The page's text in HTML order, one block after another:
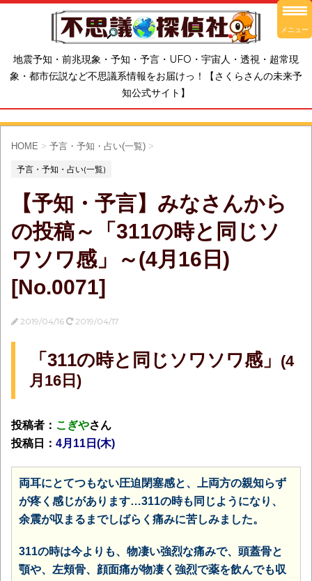
地震予知・前兆現象・予知・予言・UFO・宇宙人・透視・超常現
象・都市伝説など不思議系情報をお届けっ！【さくらさんの未来予
知公式サイト】
HOME > 予言・予知・占い(一覧) >
予言・予知・占い(一覧)
【予知・予言】みなさんから
の投稿～「311の時と同じソ
ワソワ感」～(4月16日)
[No.0071]
2019/04/16 2019/04/17
「311の時と同じソワソワ感」 (4
月16日)
投稿者： こぎやさん
投稿日： 4月11日(木)
両耳にとてつもない圧迫閉塞感と、上両方の親知らず
が疼く感じがあります…311の時も同じようになり、
余震が収まるまでしばらく痛みに苦しみました。
311の時は今よりも、物凄い強烈な痛みで、頭蓋骨と
顎や、左頬骨、顔面痛が物凄く強烈で薬を飲んでも収
メニュー